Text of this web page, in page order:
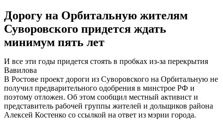
Дорогу на Орбитальную жителям
Суворовского придется ждать
минимум пять лет
И все эти годы придется стоять в пробках из-за перекрытия
Вавилова
В Ростове проект дороги из Суворовского на Орбитальную не
получил предварительного одобрения в минстрое РФ и
поэтому отложен. Об этом сообщил местный активист и
представитель рабочей группы жителей и дольщиков района
Алексей Костенко со ссылкой на ответ из мэрии города.